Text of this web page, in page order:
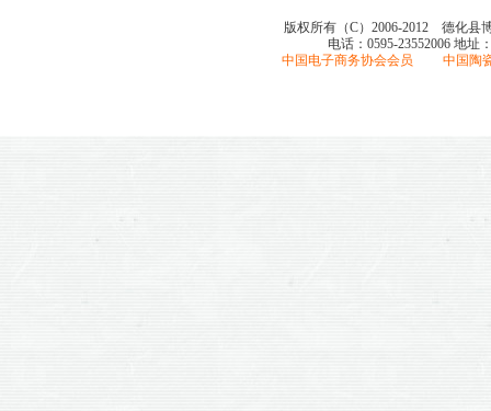
版权所有（C）2006-2012 德化县
电话：0595-23552006 地址
中国电子商务协会会员 中国陶